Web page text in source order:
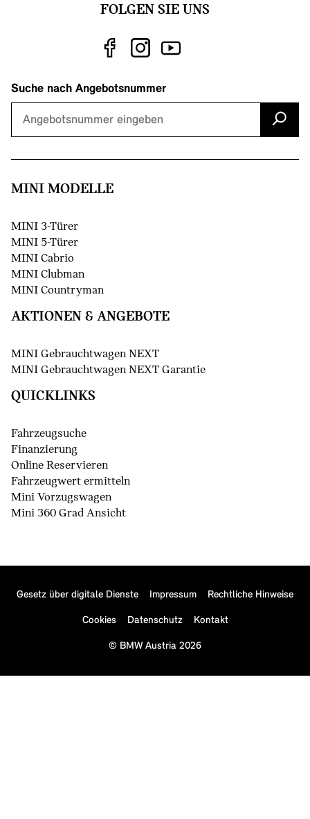
FOLGEN SIE UNS
Suche nach Angebotsnummer
MINI MODELLE
MINI 3-Türer
MINI 5-Türer
MINI Cabrio
MINI Clubman
MINI Countryman
AKTIONEN & ANGEBOTE
MINI Gebrauchtwagen NEXT
MINI Gebrauchtwagen NEXT Garantie
QUICKLINKS
Fahrzeugsuche
Finanzierung
Online Reservieren
Fahrzeugwert ermitteln
Mini Vorzugswagen
Mini 360 Grad Ansicht
Gesetz über digitale Dienste Impressum Rechtliche Hinweise
Cookies Datenschutz Kontakt
© BMW Austria 2026